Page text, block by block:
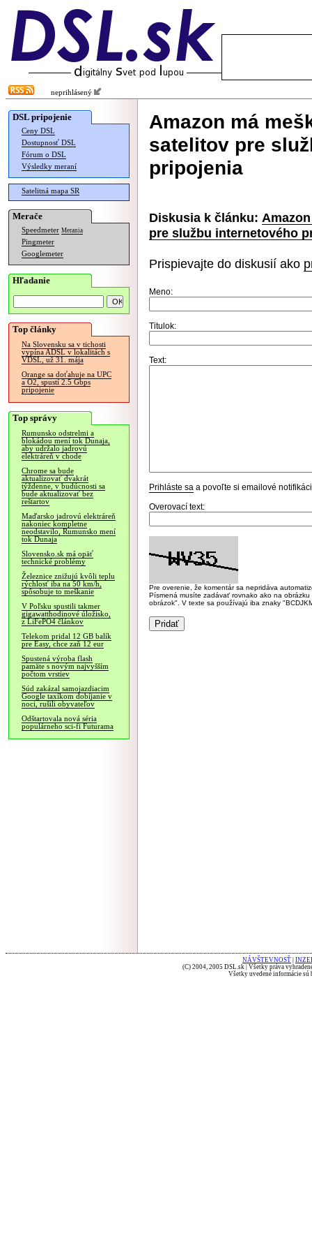
neprihlásený
DSL pripojenie
Ceny DSL
Dostupnosť DSL
Fórum o DSL
Výsledky meraní
Satelitná mapa SR
Merače
Speedmeter Merania
Pingmeter
Googlemeter
Hľadanie
Top články
Na Slovensku sa v tichosti
vypína ADSL v lokalitách s
VDSL, už 31. mája
Orange sa doťahuje na UPC
a O2, spustí 2.5 Gbps
pripojenie
Top správy
Rumunsko odstrelmi a
blokádou mení tok Dunaja,
aby udržalo jadrovú
elektráreň v chode
Chrome sa bude
aktualizovať dvakrát
týždenne, v budúcnosti sa
bude aktualizovať bez
reštartov
Maďarsko jadrovú elektráreň
nakoniec kompletne
neodstavilo, Rumunsko mení
tok Dunaja
Slovensko.sk má opäť
technické problémy
Železnice znižujú kvôli teplu
rýchlosť iba na 50 km/h,
spôsobuje to meškanie
V Poľsku spustili takmer
gigawatthodinové úložisko,
z LiFePO4 článkov
Telekom pridal 12 GB balík
pre Easy, chce zaň 12 eur
Spustená výroba flash
pamäte s novým najvyšším
počtom vrstiev
Súd zakázal samojazdiacim
Google taxíkom dobíjanie v
noci, rušili obyvateľov
Odštartovala nová séria
populárneho sci-fi Futurama
Amazon má
satelitov pre
pripojenia
Diskusia k článku:
pre službu internetového
Prispievajte do diskusií ako
Meno:
Titulok:
Text:
Prihláste sa a povoľte si emailové
Overovací text:
Pre overenie, že komentár sa nepridáva
Písmená musíte zadávať rovnako ako na
obrázok". V texte sa používajú iba znaky
NÁVŠTEVNOSŤ
(C) 2004, 2005 DSL.sk | Všetky práva
Všetky uvedené informácie sú